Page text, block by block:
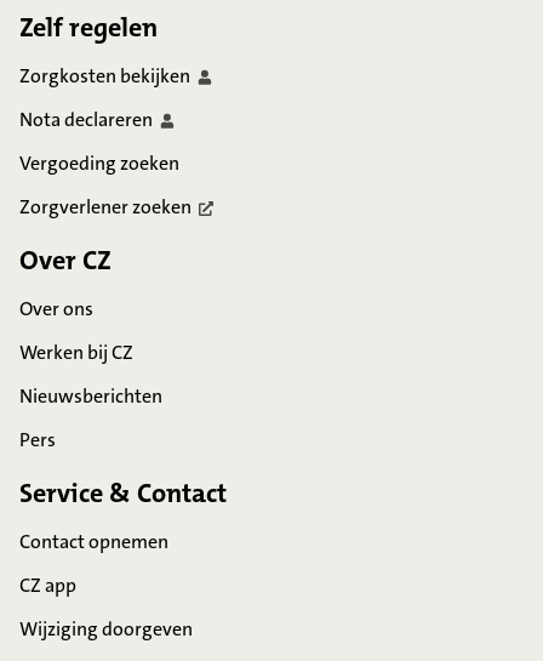
Zelf regelen
Zorgkosten bekijken
Notadeclareren
Vergoeding zoeken
Zorgverlenerzoeken
Over CZ
Over ons
Werken bij CZ
Nieuwsberichten
Pers
Service & Contact
Contact opnemen
CZ app
Wijziging doorgeven